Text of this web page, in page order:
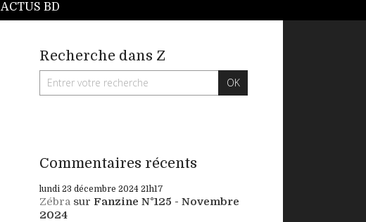
ACTUS BD
Recherche dans Z
Commentaires récents
lundi 23 décembre 2024 21h17
Zébra sur Fanzine N°125 - Novembre
2024